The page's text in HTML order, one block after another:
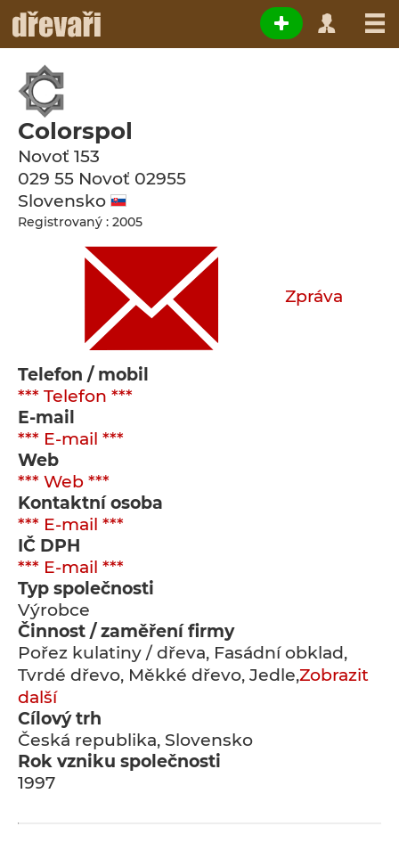
Colorspol
Novoť 153
029 55 Novoť 02955
Slovensko
Registrovaný : 2005
Zpráva
Telefon / mobil
*** Telefon ***
E-mail
*** E-mail ***
Web
*** Web ***
Kontaktní osoba
*** E-mail ***
IČ DPH
*** E-mail ***
Typ společnosti
Výrobce
Činnost / zaměření firmy
Pořez kulatiny / dřeva, Fasádní obklad,
Tvrdé dřevo, Měkké dřevo, Jedle,Zobrazit
další
Cílový trh
Česká republika, Slovensko
Rok vzniku společnosti
1997